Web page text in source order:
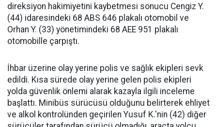
direksiyon hakimiyetini kaybetmesi sonucu Cengiz Y.
(44) idaresindeki 68 ABS 646 plakalı otomobil ve
Orhan Y. (33) yönetimindeki 68 AEE 951 plakalı
otomobille çarpıştı.
İhbar üzerine olay yerine polis ve sağlık ekipleri sevk
edildi. Kısa sürede olay yerine gelen polis ekipleri
yolda güvenlik önlemi alarak kazayla ilgili inceleme
başlattı. Minibüs sürücüsü olduğunu belirterek ehliyet
ve alkol kontrolünden geçirilen Yusuf K.'nin (42) diğer